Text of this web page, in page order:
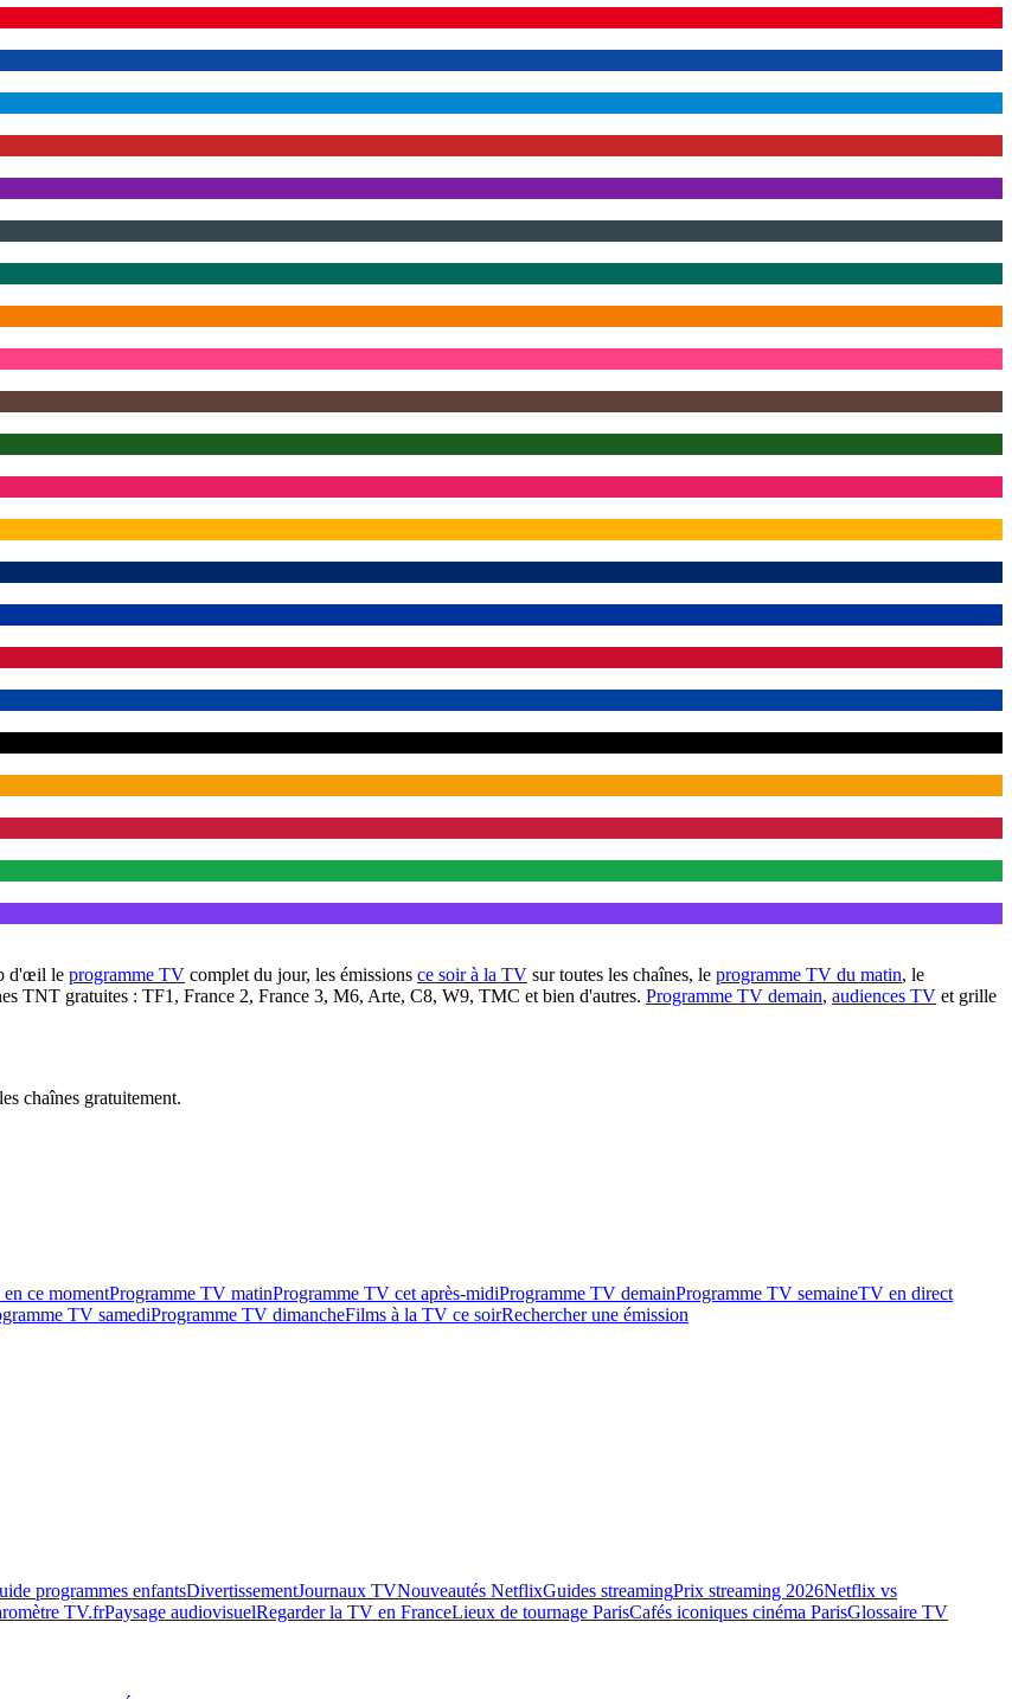
d'œil le programme TV complet du jour, les émissions ce soir à la TV sur toutes les chaînes, le programme TV du matin, le
TNT gratuites : TF1, France 2, France 3, M6, Arte, C8, W9, TMC et bien d'autres. Programme TV demain, audiences TV et grille
chaînes gratuitement.
ce momentProgramme TV matinProgramme TV cet après-midiProgramme TV demainProgramme TV semaineTV en direct
TV samediProgramme TV dimancheFilms à la TV ce soirRechercher une émission
programmes enfantsDivertissementJournaux TVNouveautés NetflixGuides streamingPrix streaming 2026Netflix vs
TV.frPaysage audiovisuelRegarder la TV en FranceLieux de tournage ParisCafés iconiques cinéma ParisGlossaire TV